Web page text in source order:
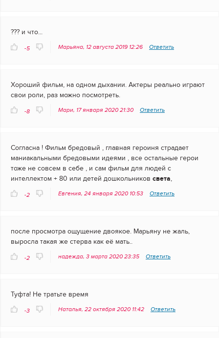
??? и что...
-5 Марьяна, 12 августа 2019 12:26 Ответить
Хороший фильм, на одном дыхании. Актеры реально играют
свои роли, раз можно посмотреть.
-8 Мари, 17 января 2020 21:30 Ответить
Согласна ! Фильм бредовый , главная героиня страдает
маниакальными бредовыми идеями , все остальные герои
тоже не совсем в себе , и сам фильм для людей с
интеллектом + 80 или детей дошкольников света,
-2 Евгения, 24 января 2020 10:53 Ответить
после просмотра ощущение двоякое. Марьяну не жаль,
выросла такая же стерва как её мать..
-2 надежда, 3 марта 2020 23:35 Ответить
Туфта! Не тратьте время
-3 Наталья, 22 октября 2020 11:42 Ответить